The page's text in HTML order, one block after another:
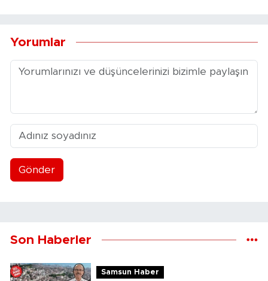
Yorumlar
Gönder
Son Haberler
Samsun Haber